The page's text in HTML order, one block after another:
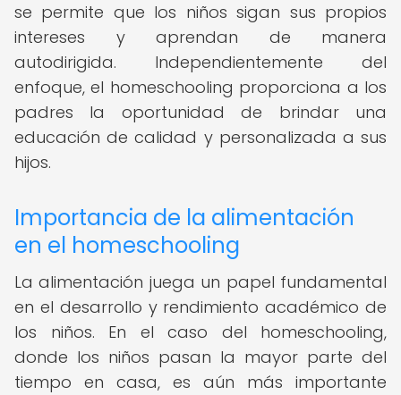
se permite que los niños sigan sus propios
intereses y aprendan de manera
autodirigida. Independientemente del
enfoque, el homeschooling proporciona a los
padres la oportunidad de brindar una
educación de calidad y personalizada a sus
hijos.
Importancia de la alimentación
en el homeschooling
La alimentación juega un papel fundamental
en el desarrollo y rendimiento académico de
los niños. En el caso del homeschooling,
donde los niños pasan la mayor parte del
tiempo en casa, es aún más importante